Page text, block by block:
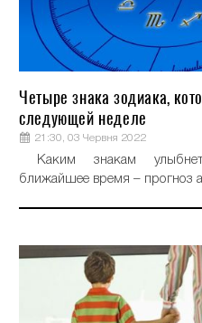
Четыре знака зодиака,
следующей неделе
21:30, 03 Червня 2022
Каким знакам
ближайшее время – прогноз